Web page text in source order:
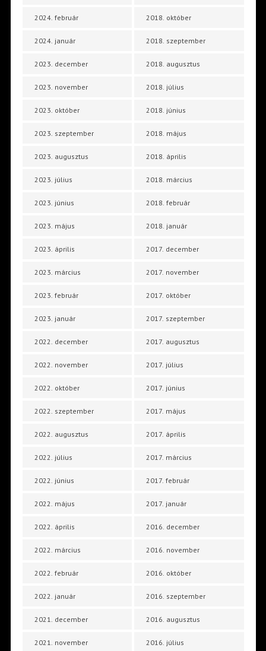
2024. február
2024. január
2023. december
2023. november
2023. október
2023. szeptember
2023. augusztus
2023. július
2023. június
2023. május
2023. április
2023. március
2023. február
2023. január
2022. december
2022. november
2022. október
2022. szeptember
2022. augusztus
2022. július
2022. június
2022. május
2022. április
2022. március
2022. február
2022. január
2021. december
2021. november
2018. október
2018. szeptember
2018. augusztus
2018. július
2018. június
2018. május
2018. április
2018. március
2018. február
2018. január
2017. december
2017. november
2017. október
2017. szeptember
2017. augusztus
2017. július
2017. június
2017. május
2017. április
2017. március
2017. február
2017. január
2016. december
2016. november
2016. október
2016. szeptember
2016. augusztus
2016. július